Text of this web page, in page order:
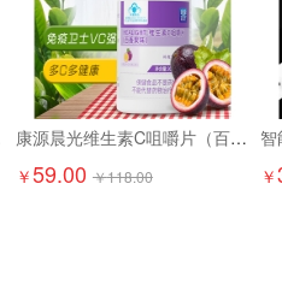
康源晨光维生素C咀嚼片（百香果味两瓶装）
￥59.00 ￥118.00
￥